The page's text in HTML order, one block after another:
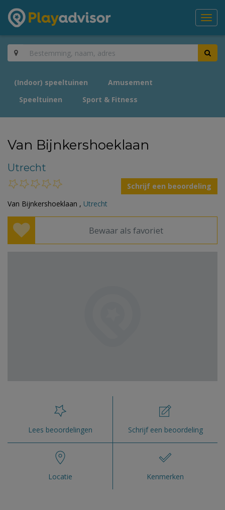
(Indoor) speeltuinen
Amusement
Speeltuinen
Sport & Fitness
Van Bijnkershoeklaan
Utrecht
Schrijf een beoordeling
Van Bijnkershoeklaan , Utrecht
Bewaar als favoriet
Lees beoordelingen Schrijf een beoordeling
Locatie Kenmerken